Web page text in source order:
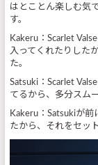
はとことん楽しむ気
す。
Kakeru：Scarlet
入ってくれたりした
た。
Satsuki：Scarlet
てるから、多分スム
Kakeru：Satsukiが
たから、それをセッ